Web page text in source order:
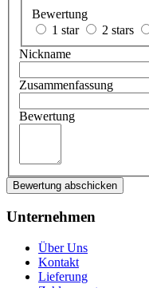
Bewertung
1 star
2 stars
Nickname
Zusammenfassung
Bewertung
Bewertung abschicken
Unternehmen
Über Uns
Kontakt
Lieferung